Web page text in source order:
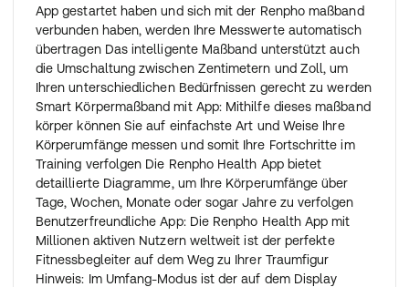
App gestartet haben und sich mit der Renpho maßband
verbunden haben, werden Ihre Messwerte automatisch
übertragen Das intelligente Maßband unterstützt auch
die Umschaltung zwischen Zentimetern und Zoll, um
Ihren unterschiedlichen Bedürfnissen gerecht zu werden
Smart Körpermaßband mit App: Mithilfe dieses maßband
körper können Sie auf einfachste Art und Weise Ihre
Körperumfänge messen und somit Ihre Fortschritte im
Training verfolgen Die Renpho Health App bietet
detaillierte Diagramme, um Ihre Körperumfänge über
Tage, Wochen, Monate oder sogar Jahre zu verfolgen
Benutzerfreundliche App: Die Renpho Health App mit
Millionen aktiven Nutzern weltweit ist der perfekte
Fitnessbegleiter auf dem Weg zu Ihrer Traumfigur
Hinweis: Im Umfang-Modus ist der auf dem Display